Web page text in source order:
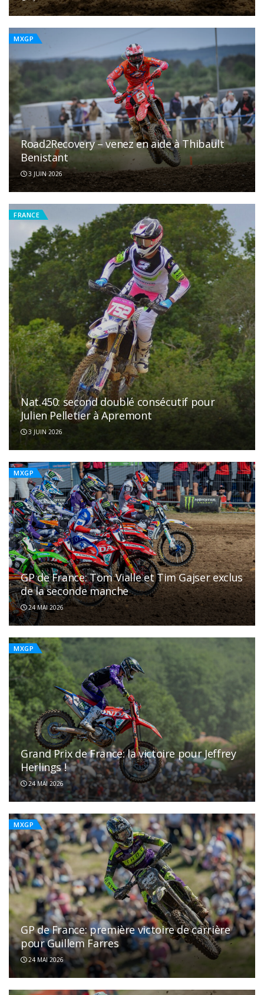
MXGP
Road2Recovery – venez en aide à Thibault
Benistant
3 JUIN 2026
FRANCE
Nat.450: second doublé consécutif pour
Julien Pelletier à Apremont
3 JUIN 2026
MXGP
GP de France: Tom Vialle et Tim Gajser exclus
de la seconde manche
24 MAI 2026
MXGP
Grand Prix de France: la victoire pour Jeffrey
Herlings !
24 MAI 2026
MXGP
GP de France: première victoire de carrière
pour Guillem Farres
24 MAI 2026